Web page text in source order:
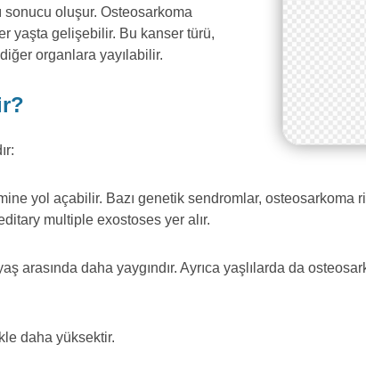
oluşur. Osteosarkoma
yaşta gelişebilir. Bu kanser türü,
organlara yayılabilir.
yol açabilir. Bazı genetik sendromlar, osteosarkoma
multiple exostoses yer alır.
arasında daha yaygındır. Ayrıca yaşlılarda da
daha yüksektir.